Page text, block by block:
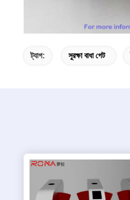
ট্যাগ: সুরক্ষা বাধা গেট